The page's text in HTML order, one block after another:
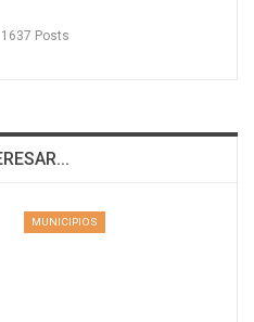
1637 Posts
MUNICIPIOS